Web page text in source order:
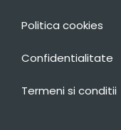
Politica cookies
Confidentialitate
Termeni si conditii